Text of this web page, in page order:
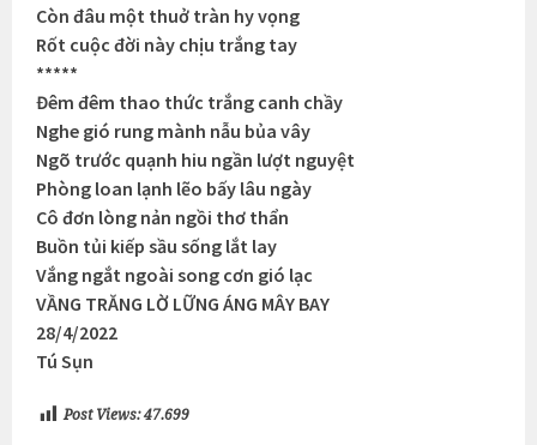
Còn đâu một thuở tràn hy vọng
Rốt cuộc đời này chịu trắng tay
*****
Đêm đêm thao thức trắng canh chầy
Nghe gió rung mành nẫu bủa vây
Ngõ trước quạnh hiu ngần lượt nguyệt
Phòng loan lạnh lẽo bấy lâu ngày
Cô đơn lòng nản ngồi thơ thẩn
Buồn tủi kiếp sầu sống lắt lay
Vắng ngắt ngoài song cơn gió lạc
VẦNG TRĂNG LỜ LỮNG ÁNG MÂY BAY
28/4/2022
Tú Sụn
Post Views: 47.699